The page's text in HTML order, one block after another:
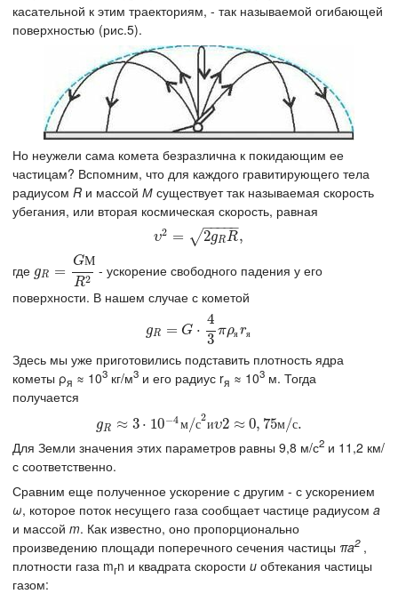
касательной к этим траекториям, - так называемой огибающей
поверхностью (рис.5).
Но неужели сама комета безразлична к покидающим ее
частицам? Вспомним, что для каждого гравитирующего тела
радиусом R и массой М существует так называемая скорость
убегания, или вторая космическая скорость, равная
υ2 = 2gRR
− −
−−−
√ ,
υ2 =2g RR,
где gR =
GМ
R2
gR =G МR2 - ускорение свободного падения у его
поверхности. В нашем случае с кометой
gR = G ⋅
4
3
πρяrя
gR =G ⋅43 π ρяrя
Здесь мы уже приготовились подставить плотность ядра
кометы ρя ≈ 103 кг/м3 и его радиус rя ≈ 103 м. Тогда
получается
gR ≈ 3 ⋅ 10−4м/с2иυ2 ≈ 0, 75м/с.
gR ≈3⋅ 10−4м/с2иυ2≈0,75м /с.
Для Земли значения этих параметров равны 9,8 м/с2 и 11,2 км/
с соответственно.
Сравним еще полученное ускорение с другим - с ускорением
ω, которое поток несущего газа сообщает частице радиусом a
и массой m. Как известно, оно пропорционально
произведению площади поперечного сечения частицы πa2,
плотности газа mгn и квадрата скорости u обтекания частицы
газом: